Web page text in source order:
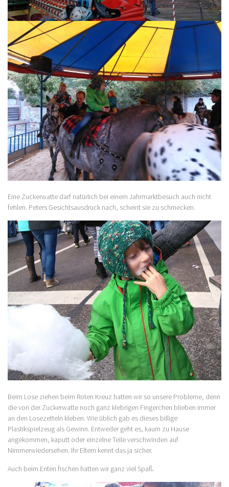
Eine Zuckerwatte darf natürlich bei einem Jahrmarktbesuch auch nicht
fehlen. Peters Gesichtsausdruck nach, scheint sie zu schmecken.
Beim Lose ziehen beim Roten Kreuz hatten wir so unsere Probleme, denn
die von der Zuckerwatte noch ganz klebrigen Fingerchen blieben immer
an den Losezetteln kleben. Wie üblich gab es dieses billige
Plastikspielzeug als Gewinn. Entweder geht es, kaum zu Hause
angekommen, kaputt oder einzelne Teile verschwinden auf
Nimmerwiedersehen. Ihr Eltern kennt das ja sicher.
Auch beim Enten fischen hatten wir ganz viel Spaß.